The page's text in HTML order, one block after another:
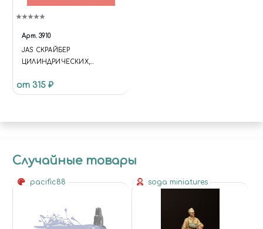
Арт. 3910
JAS СКРАЙБЕР
ЦИЛИНДРИЧЕСКИХ,
И СНЯТИЯ ФАСОК
от 315 ₽
Случайные товары
pacific88 soga miniatures